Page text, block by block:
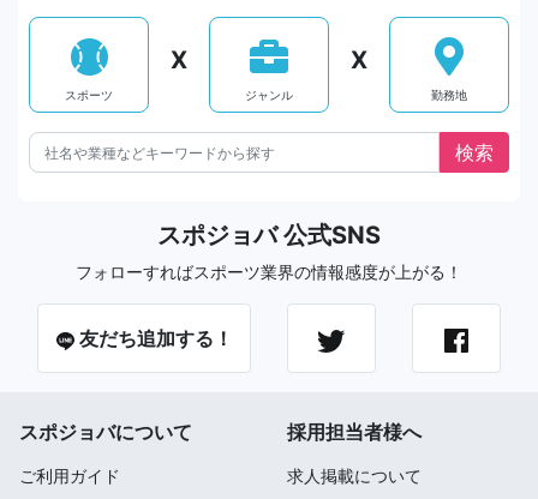
スポーツ
X
ジャンル
X
勤務地
スポジョバ 公式SNS
フォローすればスポーツ業界の情報感度が上がる！
友だち追加する！
スポジョバについて
ご利用ガイド
採用担当者様へ
求人掲載について